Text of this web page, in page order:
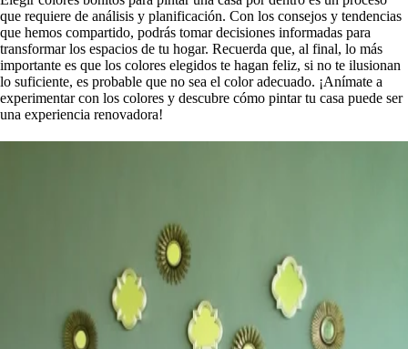
que requiere de análisis y planificación. Con los consejos y tendencias
que hemos compartido, podrás tomar decisiones informadas para
transformar los espacios de tu hogar. Recuerda que, al final, lo más
importante es que los colores elegidos te hagan feliz, si no te ilusionan
lo suficiente, es probable que no sea el color adecuado. ¡Anímate a
experimentar con los colores y descubre cómo pintar tu casa puede ser
una experiencia renovadora!